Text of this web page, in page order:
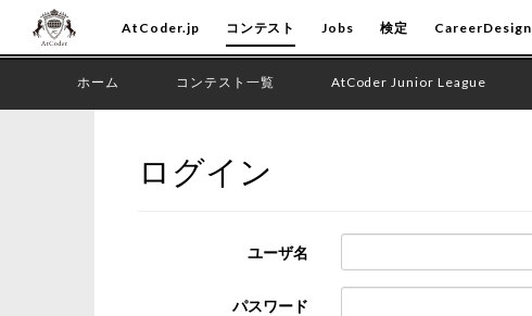
AtCoder.jp コンテスト Jobs 検定 CareerDesign
ホーム コンテスト一覧 AtCoder Junior League
ログイン
ユーザ名
パスワード